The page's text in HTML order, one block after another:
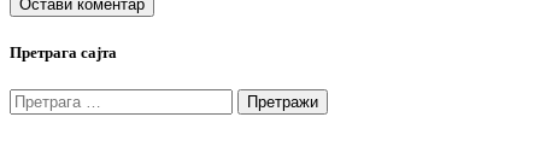
Претрага сајта
Претрага
за: